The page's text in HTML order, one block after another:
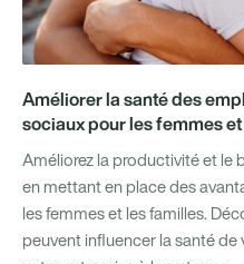
Améliorer la santé des
sociaux pour les femmes
Améliorez la productivité et le
en mettant en place des
les femmes et les familles.
peuvent influencer la santé